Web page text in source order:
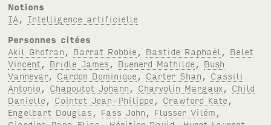
Notions
IA, Intelligence artificielle
Personnes citées
Akil Ghofran , Barrat Robbie , Bastide Raphaël , Belet
Vincent , Bridle James , Buenerd Mathilde , Bush
Vannevar, Cardon Dominique , Carter Shan , Cassili
Antonio , Chapoutot Johann , Charvolin Margaux, Child
Danielle , Cointet Jean-Philippe , Crawford Kate ,
Engelbart Douglas , Fass John , Flusser Vilém ,